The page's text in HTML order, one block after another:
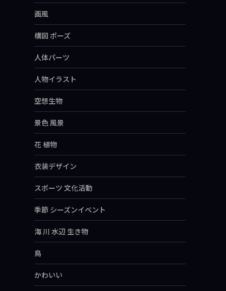
画風
構図 ポーズ
人体パーツ
人物イラスト
空想生物
景色 風景
花 植物
衣装デザイン
スポーツ 文化活動
季節 シーズンイベント
海 川 水辺 生き物
鳥
かわいい